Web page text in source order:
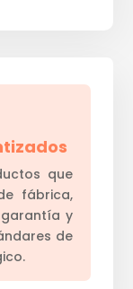
que
fábrica,
y
de